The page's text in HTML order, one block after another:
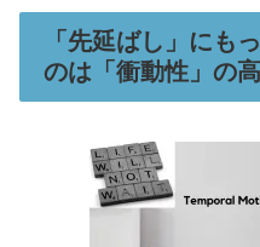
「先延ばし」にも
のは「衝動性」の